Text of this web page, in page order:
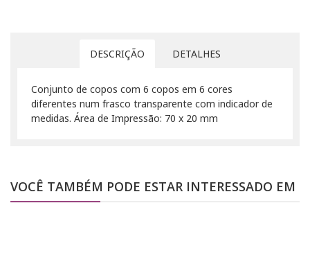
DESCRIÇÃO DETALHES
Conjunto de copos com 6 copos em 6 cores
diferentes num frasco transparente com indicador de
medidas. Área de Impressão: 70 x 20 mm
VOCÊ TAMBÉM PODE ESTAR INTERESSADO EM